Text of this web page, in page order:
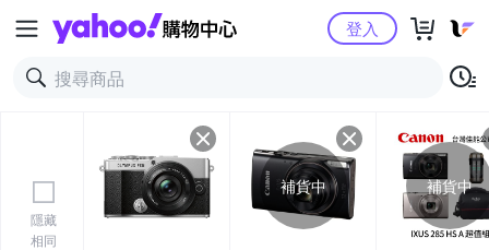
Yahoo購物中心登入
隱藏
相同
補貨中 補貨中